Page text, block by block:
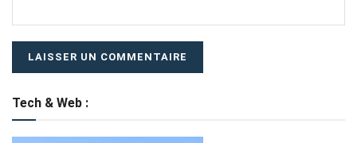
Tech & Web :